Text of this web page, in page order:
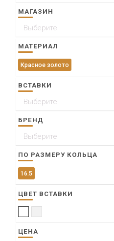
МАГАЗИН
Выберите
> Пр. им. газ.
"Баджей"
МАТЕРИАЛ
Красное золото
ВСТАВКИ
Выберите
Жемчуг
Фианит
БРЕНД
Выберите
Karatov
ПО РАЗМЕРУ КОЛЬЦА
16.5
ЦВЕТ ВСТАВКИ
ЦЕНА